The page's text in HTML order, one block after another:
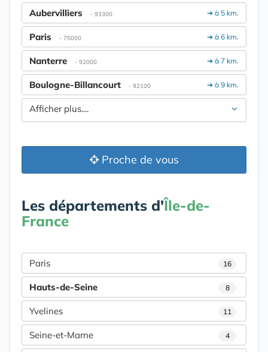
➔ à 5 km.
Aubervilliers - 93300
➔ à 6 km.
Paris - 75000
➔ à 7 km.
Nanterre - 92000
➔ à 9 km.
Boulogne-Billancourt - 92100
Afficher plus....
Proche de vous
Les départements d'Île-de-
France
Paris 16
Hauts-de-Seine 8
Yvelines 11
Seine-et-Marne 4